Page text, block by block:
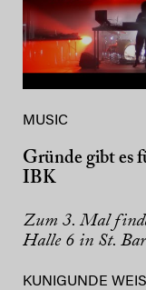
MUSIC
Gründe gibt es
IBK
Zum 3. Mal
Halle 6 in St.
KUNIGUNDE